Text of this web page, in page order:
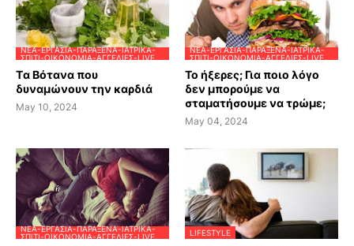
ΝΈΑ-ΕΡΓΑΣΊΑ-ΠΑΡΆΞΕΝΑ-ΙΑΤΡΙΚΆ-
ΣΠΊΤΙ-ΟΙΚΟΝΟΜΊΑ-ΑΓΓΕΛΊΕΣ-LIVE
Tα Βότανα που
δυναμώνουν την καρδιά
May 10, 2024
ΝΈΑ-ΕΡΓΑΣΊΑ-ΠΑΡΆΞΕΝΑ-ΙΑΤΡΙΚΆ-
ΣΠΊΤΙ-ΟΙΚΟΝΟΜΊΑ-ΑΓΓΕΛΊΕΣ-LIVE
Το ήξερες; Για ποιο λόγο
δεν μπορούμε να
σταματήσουμε να τρώμε;
May 04, 2024
ΝΈΑ-ΕΡΓΑΣΊΑ-ΠΑΡΆΞΕΝΑ-ΙΑΤΡΙΚΆ-
ΣΠΊΤΙ-ΟΙΚΟΝΟΜΊΑ-ΑΓΓΕΛΊΕΣ-LIVE
LIFESTYLE